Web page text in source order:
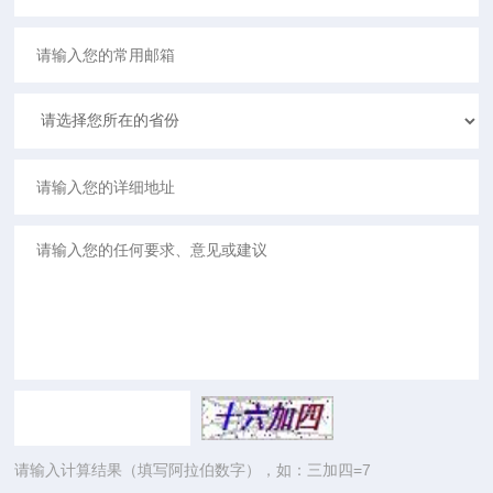
请输入计算结果（填写阿拉伯数字），如：三加四=7